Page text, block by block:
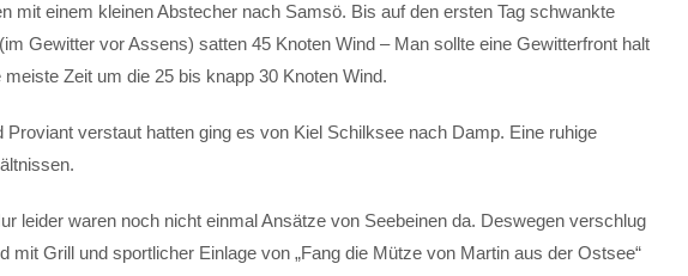
mit einem kleinen Abstecher nach Samsö. Bis auf den ersten Tag schwankte
Gewitter vor Assens) satten 45 Knoten Wind – Man sollte eine Gewitterfront halt
Zeit um die 25 bis knapp 30 Knoten Wind.
verstaut hatten ging es von Kiel Schilksee nach Damp. Eine ruhige
leider waren noch nicht einmal Ansätze von Seebeinen da. Deswegen verschlug
mit Grill und sportlicher Einlage von „Fang die Mütze von Martin aus der Ostsee“